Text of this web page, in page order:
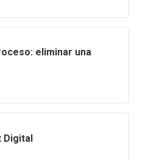
eliminar una
Digital
CONTACTO